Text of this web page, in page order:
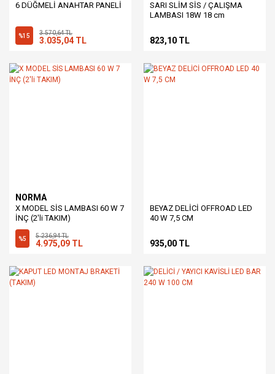
6 DÜĞMELİ ANAHTAR PANELİ
%15 3.570,64 TL
3.035,04 TL
SARI SLİM SİS / ÇALIŞMA
LAMBASI 18W 18 cm
823,10 TL
NORMA
X MODEL SİS LAMBASI 60 W 7
İNÇ (2'li TAKIM)
%5 5.236,94 TL
4.975,09 TL
BEYAZ DELİCİ OFFROAD LED
40 W 7,5 CM
935,00 TL